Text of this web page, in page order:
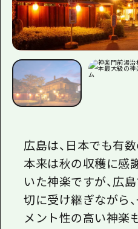
広島は、日本でも有
本来は秋の収穫に感
いた神楽ですが、広
切に受け継ぎながら
メント性の高い神楽